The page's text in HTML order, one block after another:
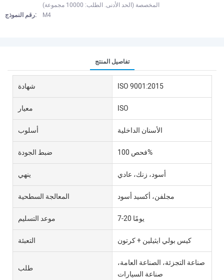
المخصصة (الحد الأدنى. الطلب: 10000 مجموعة)
رقم النموذج:
M4
تفاصيل المنتج
شهادة ISO 9001:2015
معيار ISO
أسلوب الأسنان الداخلية
ضبط الجودة فحص 100%
ينهي أسود، زنك، عادي
المعالجة السطحية مجلفن، أكسيد أسود
موعد التسليم 7-20 يومًا
التعبئة كيس بولي ايثيلين + كرتون
طلب
صناعة التجزئة، الصناعة العامة،
صناعة السيارات